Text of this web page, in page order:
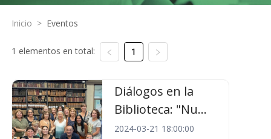
Inicio > Eventos
1 elementos en total: 1
Diálogos en la
Biblioteca: "Nu...
2024-03-21 18:00:00